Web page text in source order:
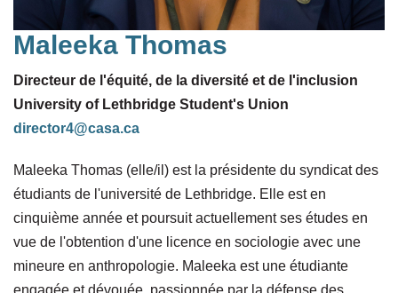
Maleeka Thomas
Directeur de l'équité, de la diversité et de l'inclusion
University of Lethbridge Student's Union
director4@casa.ca
Maleeka Thomas (elle/il) est la présidente du syndicat des
étudiants de l'université de Lethbridge. Elle est en
cinquième année et poursuit actuellement ses études en
vue de l'obtention d'une licence en sociologie avec une
mineure en anthropologie. Maleeka est une étudiante
engagée et dévouée, passionnée par la défense des